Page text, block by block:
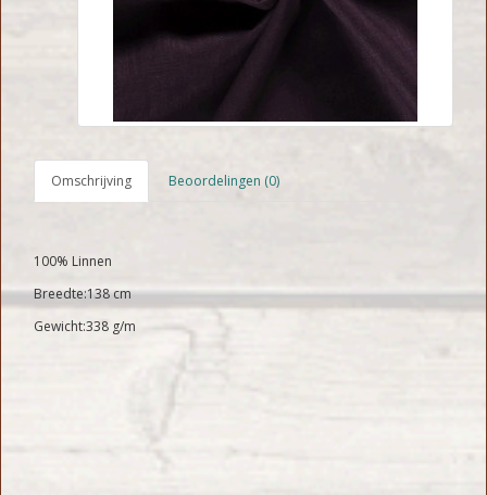
Omschrijving Beoordelingen (0)
100% Linnen
Breedte:138 cm
Gewicht:338 g/m